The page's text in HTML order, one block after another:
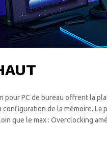
pour PC de bureau offrent la
configuration de la mémoire.
que le max : Overclocking